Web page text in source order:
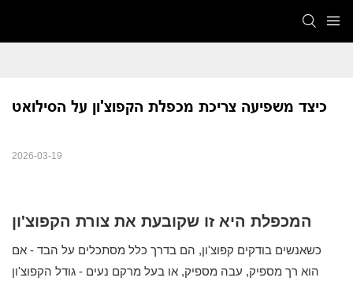
כיצד משפיעה צריכת מכפלת הקפוצ'ון על הסילואט
2026-03-19
המכפלת היא זו שקובעת את צורת הקפוצ'ון
כשאנשים בודקים קפוצ'ון, הם בדרך כלל מסתכלים על הבד - אם
הוא רך מספיק, עבה מספיק, או בעל מרקם נעים - גודל הקפוצ'ון